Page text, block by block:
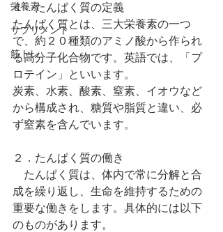
栄養素
サプリメント
筋トレ
１．たんぱく質の定義
たんぱく質とは、三大栄養素の一つ
で、約２０種類のアミノ酸から作られ
る高分子化合物です。英語では、「プ
ロテイン」といいます。
炭素、水素、酸素、窒素、イオウなど
から構成され、糖質や脂質と違い、必
ず窒素を含んでいます。
２．たんぱく質の働き
たんぱく質は、体内で常に分解と合
成を繰り返し、生命を維持するための
重要な働きをします。具体的には以下
のものがあります。